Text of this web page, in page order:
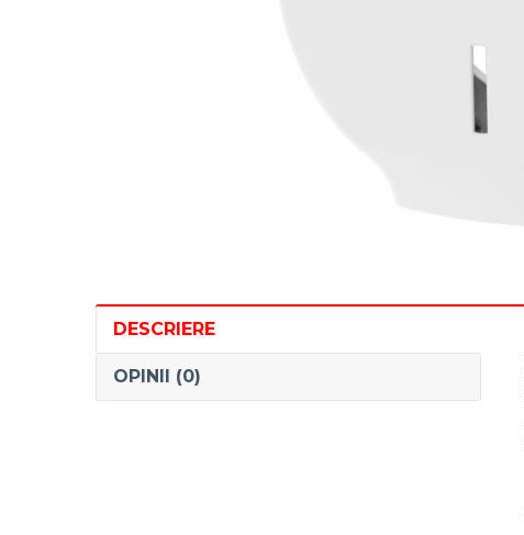
DESCRIERE
OPINII (0)